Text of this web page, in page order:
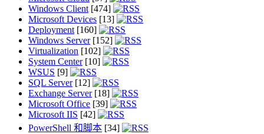
Windows Client[474]
Microsoft Devices [13]
Deployment[160]
Windows Server[152]
Virtualization [102]
System Center[10]
WSUS [9]
SQL Server[12]
Exchange Server[18]
Microsoft Office [39]
Microsoft IIS [42]
PowerShell 和脚本 [34]